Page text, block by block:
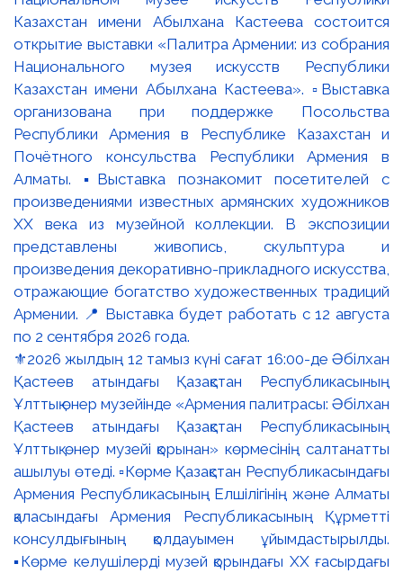
⚜️2026 жылдың 12 тамыз күні сағат 16:00-де Әбілхан
Қастеев атындағы Қазақстан Республикасының
Ұлттық өнер музейінде «Армения палитрасы: Әбілхан
Қастеев атындағы Қазақстан Республикасының
Ұлттық өнер музейі қорынан» көрмесінің салтанатты
ашылуы өтеді. ▫️Көрме Қазақстан Республикасындағы
Армения Республикасының Елшілігінің және Алматы
қаласындағы Армения Республикасының Құрметті
консулдығының қолдауымен ұйымдастырылды.
▪️Көрме келушілерді музей қорындағы ХХ ғасырдағы